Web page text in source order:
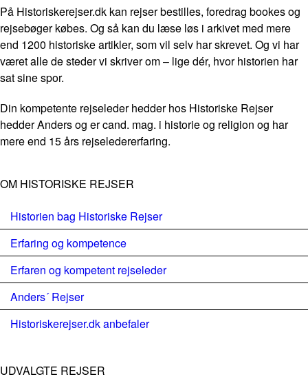
På Historiskerejser.dk kan rejser bestilles, foredrag bookes og
rejsebøger købes. Og så kan du læse løs i arkivet med mere
end 1200 historiske artikler, som vil selv har skrevet. Og vi har
været alle de steder vi skriver om – lige dér, hvor historien har
sat sine spor.
Din kompetente rejseleder hedder hos Historiske Rejser
hedder Anders og er cand. mag. i historie og religion og har
mere end 15 års rejseledererfaring.
OM HISTORISKE REJSER
Historien bag Historiske Rejser
Erfaring og kompetence
Erfaren og kompetent rejseleder
Anders´ Rejser
Historiskerejser.dk anbefaler
UDVALGTE REJSER